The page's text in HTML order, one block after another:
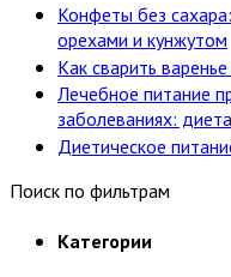
Конфеты без
орехами и кунжутом
Как сварить
Лечебное питание
заболеваниях:
Диетическое
Поиск по фильтрам
Категории